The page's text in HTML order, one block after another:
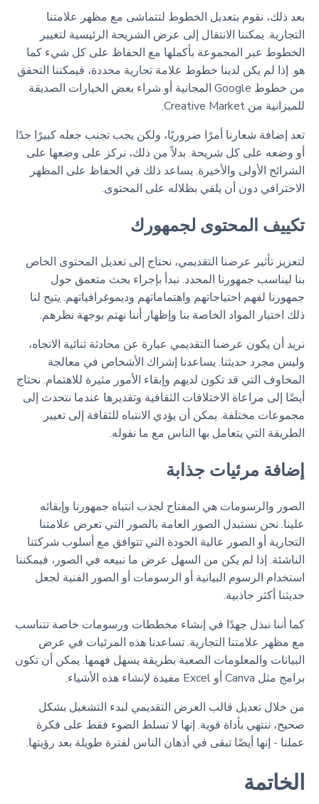
بعد ذلك، نقوم بتعديل الخطوط لتتماشى مع مظهر علامتنا
التجارية. يمكننا الانتقال إلى عرض الشريحة الرئيسية لتغيير
الخطوط عبر المجموعة بأكملها مع الحفاظ على كل شيء كما
هو. إذا لم يكن لدينا خطوط علامة تجارية محددة، فيمكننا التحقق
من خطوط Google المجانية أو شراء بعض الخيارات الصديقة
للميزانية من Creative Market.
تعد إضافة شعارنا أمرًا ضروريًا، ولكن يجب تجنب جعله كبيرًا جدًا
أو وضعه على كل شريحة. بدلاً من ذلك، نركز على وضعها على
الشرائح الأولى والأخيرة. يساعد ذلك في الحفاظ على المظهر
الاحترافي دون أن يلقي بظلاله على المحتوى.
تكييف المحتوى لجمهورك
لتعزيز تأثير عرضنا التقديمي، نحتاج إلى تعديل المحتوى الخاص
بنا ليناسب جمهورنا المحدد. نبدأ بإجراء بحث متعمق حول
جمهورنا لفهم احتياجاتهم واهتماماتهم وديموغرافياتهم. يتيح لنا
ذلك اختيار المواد الخاصة بنا وإظهار أننا نهتم بوجهة نظرهم.
نريد أن يكون عرضنا التقديمي عبارة عن محادثة ثنائية الاتجاه،
وليس مجرد حديثنا. يساعدنا إشراك الأشخاص في معالجة
المخاوف التي قد تكون لديهم وإبقاء الأمور مثيرة للاهتمام. نحتاج
أيضًا إلى مراعاة الاختلافات الثقافية وتقديرها عندما نتحدث إلى
مجموعات مختلفة. يمكن أن يؤدي الانتباه للثقافة إلى تغيير
الطريقة التي يتعامل بها الناس مع ما نقوله.
إضافة مرئيات جذابة
الصور والرسومات هي المفتاح لجذب انتباه جمهورنا وإبقائه
علينا. نحن نستبدل الصور العامة بالصور التي تعرض علامتنا
التجارية أو الصور عالية الجودة التي تتوافق مع أسلوب شركتنا
الناشئة. إذا لم يكن من السهل عرض ما نبيعه في الصور، فيمكننا
استخدام الرسوم البيانية أو الرسومات أو الصور الفنية لجعل
حديثنا أكثر جاذبية.
كما أننا نبذل جهدًا في إنشاء مخططات ورسومات خاصة تتناسب
مع مظهر علامتنا التجارية. تساعدنا هذه المرئيات في عرض
البيانات والمعلومات الصعبة بطريقة يسهل فهمها. يمكن أن تكون
برامج مثل Canva أو Excel مفيدة لإنشاء هذه الأشياء.
من خلال تعديل قالب العرض التقديمي لبدء التشغيل بشكل
صحيح، ننتهي بأداة قوية. إنها لا تسلط الضوء فقط على فكرة
عملنا - إنها أيضًا تبقى في أذهان الناس لفترة طويلة بعد رؤيتها.
الخاتمة